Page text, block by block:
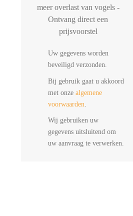
meer overlast van vogels -
Ontvang direct een
prijsvoorstel
Uw gegevens worden
beveiligd verzonden.
Bij gebruik gaat u akkoord
met onze algemene
voorwaarden
Wij gebruiken uw
gegevens uitsluitend om
uw aanvraag te verwerken.